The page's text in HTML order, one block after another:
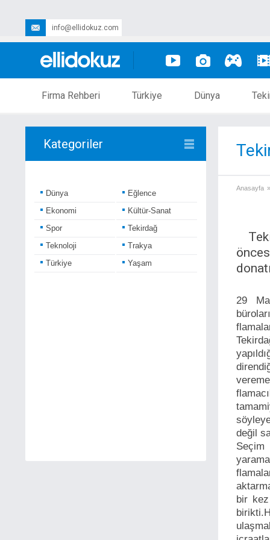
info@ellidokuz.com
Firma Rehberi Türkiye Dünya
Kategoriler
Dünya
Eğlence
Ekonomi
Kültür-Sanat
Spor
Tekirdağ
Teknoloji
Trakya
Türkiye
Yaşam
Anasayfa »
29
değil
bir kez